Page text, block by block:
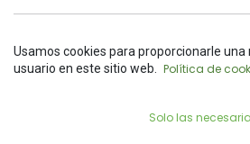
Price:
Reciba una notificación
estar
Guardar para
Usamos cookies para proporcionarle
usuario en este sitio web.
Política de
Solo las